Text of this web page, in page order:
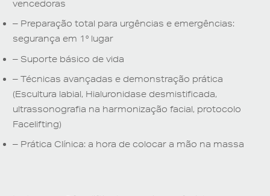
vencedoras
– Preparação total para urgências e emergências:
segurança em 1° lugar
– Suporte básico de vida
– Técnicas avançadas e demonstração prática
(Escultura labial, Hialuronidase desmistificada,
ultrassonografia na harmonização facial, protocolo
Facelifting)
– Prática Clínica: a hora de colocar a mão na massa